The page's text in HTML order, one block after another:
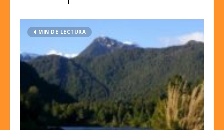
4 MIN DE LECTURA